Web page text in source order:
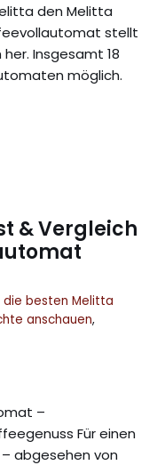
den Melitta
stellt
Insgesamt 18
möglich.
& Vergleich
besten Melitta
anschauen,
–
Für einen
abgesehen von